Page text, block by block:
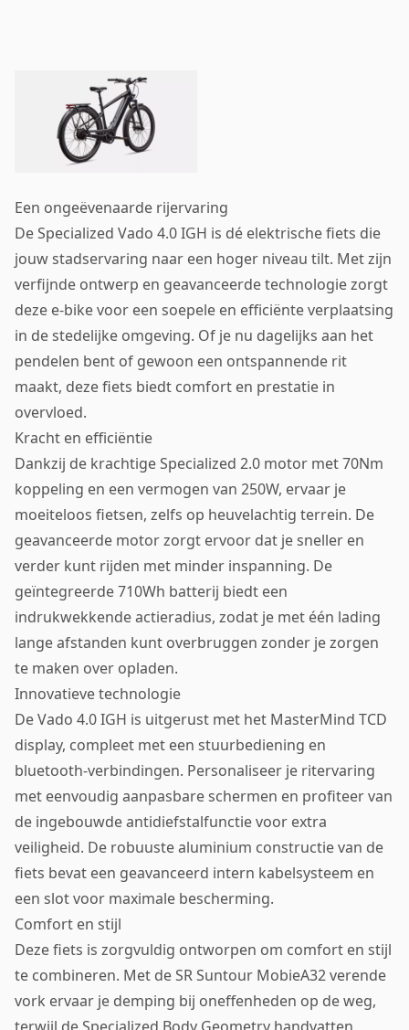
Een ongeëvenaarde rijervaring
De Specialized Vado 4.0 IGH is dé elektrische fiets die
jouw stadservaring naar een hoger niveau tilt. Met zijn
verfijnde ontwerp en geavanceerde technologie zorgt
deze e-bike voor een soepele en efficiënte verplaatsing
in de stedelijke omgeving. Of je nu dagelijks aan het
pendelen bent of gewoon een ontspannende rit
maakt, deze fiets biedt comfort en prestatie in
overvloed.
Kracht en efficiëntie
Dankzij de krachtige Specialized 2.0 motor met 70Nm
koppeling en een vermogen van 250W, ervaar je
moeiteloos fietsen, zelfs op heuvelachtig terrein. De
geavanceerde motor zorgt ervoor dat je sneller en
verder kunt rijden met minder inspanning. De
geïntegreerde 710Wh batterij biedt een
indrukwekkende actieradius, zodat je met één lading
lange afstanden kunt overbruggen zonder je zorgen
te maken over opladen.
Innovatieve technologie
De Vado 4.0 IGH is uitgerust met het MasterMind TCD
display, compleet met een stuurbediening en
bluetooth-verbindingen. Personaliseer je ritervaring
met eenvoudig aanpasbare schermen en profiteer van
de ingebouwde antidiefstalfunctie voor extra
veiligheid. De robuuste aluminium constructie van de
fiets bevat een geavanceerd intern kabelsysteem en
een slot voor maximale bescherming.
Comfort en stijl
Deze fiets is zorgvuldig ontworpen om comfort en stijl
te combineren. Met de SR Suntour MobieA32 verende
vork ervaar je demping bij oneffenheden op de weg,